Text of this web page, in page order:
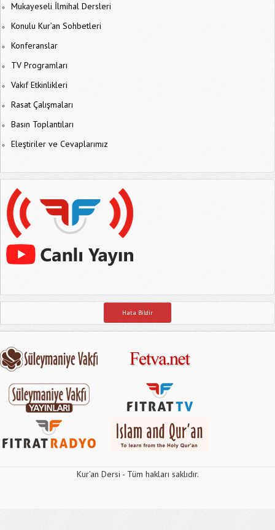
Mukayeseli İlmihal Dersleri
Konulu Kur’an Sohbetleri
Konferanslar
TV Programları
Vakıf Etkinlikleri
Rasat Çalışmaları
Basın Toplantıları
Eleştiriler ve Cevaplarımız
Hata Bildir
Kur'an Dersi - Tüm hakları saklıdır.